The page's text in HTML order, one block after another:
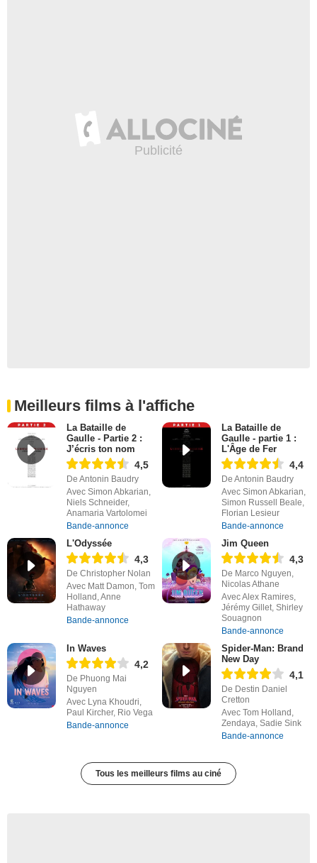
Meilleurs films à l'affiche
La Bataille de
Gaulle - Partie 2 :
J’écris ton nom
4,5
De Antonin Baudry
Avec Simon Abkarian,
Niels Schneider,
Anamaria Vartolomei
Bande-annonce
La Bataille de
Gaulle - partie 1 :
L'Âge de Fer
4,4
De Antonin Baudry
Avec Simon Abkarian,
Simon Russell Beale,
Florian Lesieur
Bande-annonce
L'Odyssée
4,3
De Christopher Nolan
Avec Matt Damon, Tom
Holland, Anne
Hathaway
Bande-annonce
Jim Queen
4,3
De Marco Nguyen,
Nicolas Athane
Avec Alex Ramires,
Jérémy Gillet, Shirley
Souagnon
Bande-annonce
In Waves
4,2
De Phuong Mai
Nguyen
Avec Lyna Khoudri,
Paul Kircher, Rio Vega
Bande-annonce
Spider-Man: Brand
New Day
4,1
De Destin Daniel
Cretton
Avec Tom Holland,
Zendaya, Sadie Sink
Bande-annonce
Tous les meilleurs films au ciné